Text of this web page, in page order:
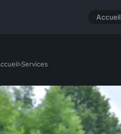
Accueil
›Services